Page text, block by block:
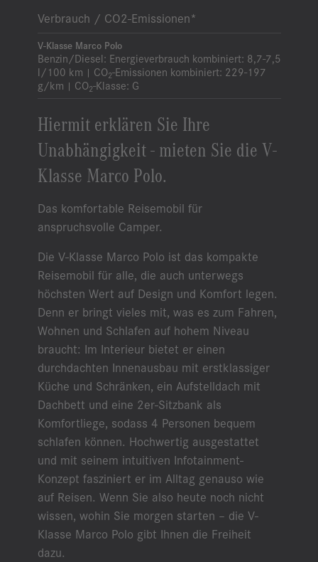
Verbrauch / CO2-Emissionen*
V-Klasse Marco Polo
Benzin/Diesel: Energieverbrauch kombiniert: 8,7-7,5
l/100 km | CO2-Emissionen kombiniert: 229-197
g/km | CO2-Klasse: G
Hiermit erklären Sie Ihre
Unabhängigkeit - mieten Sie die V-
Klasse Marco Polo.
Das komfortable Reisemobil für
anspruchsvolle Camper.
Die V-Klasse Marco Polo ist das kompakte
Reisemobil für alle, die auch unterwegs
höchsten Wert auf Design und Komfort legen.
Denn er bringt vieles mit, was es zum Fahren,
Wohnen und Schlafen auf hohem Niveau
braucht: Im Interieur bietet er einen
durchdachten Innenausbau mit erstklassiger
Küche und Schränken, ein Aufstelldach mit
Dachbett und eine 2er-Sitzbank als
Komfortliege, sodass 4 Personen bequem
schlafen können. Hochwertig ausgestattet
und mit seinem intuitiven Infotainment-
Konzept fasziniert er im Alltag genauso wie
auf Reisen. Wenn Sie also heute noch nicht
wissen, wohin Sie morgen starten – die V-
Klasse Marco Polo gibt Ihnen die Freiheit
dazu.